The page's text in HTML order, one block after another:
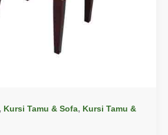
, Kursi Tamu & Sofa, Kursi Tamu &